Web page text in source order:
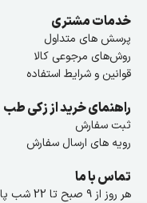
خدمات مشتری
پرسش های متداول
روش‌های مرجوعی کالا
قوانین و شرایط استفاده
راهنمای خرید از زکی طب
ثبت سفارش
رویه های ارسال سفارش
تماس با ما
هر روز از ۹ صبح تا 22 شب پاسخگو شما هستیم.